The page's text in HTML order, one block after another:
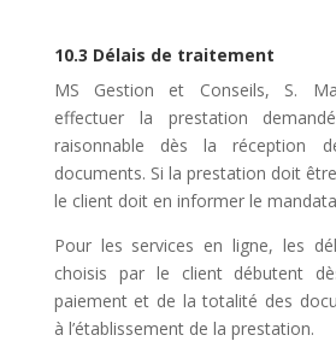
10.3 Délais de traitement
MS Gestion et Conseils, S.
effectuer la prestation
raisonnable dès la réception
documents. Si la prestation doit
le client doit en informer le
Pour les services en ligne, les
choisis par le client débutent
paiement et de la totalité des
à l’établissement de la prestation.